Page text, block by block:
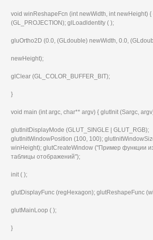
void winReshapeFcn (int newWidth, int newHeight)
(GL_PROJECTION); glLoadldentity ( );
gluOrtho2D (0.0, (GLdouble) newWidth, 0.0,
newHeight);
glClear (GL_COLOR_BUFFER_BIT);
}
void main (int argc, char** argv) { glutlnit (Sargc,
glutlnitDisplayMode (GLUT_SINGLE | GLUT_RGB);
glutlnitWindowPosition (100, 100);
winHeight); glutCreateWindow ("Пример функции
таблицы отображений");
init ( );
glutDisplayFunc (regHexagon); glutReshapeFunc
glutMainLoop ( );
}